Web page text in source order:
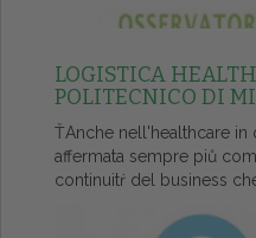
LOGISTICA
POLITECNICO DI
ŤAnche nell'healthcare in
affermata sempre piů
continuitŕ del business che